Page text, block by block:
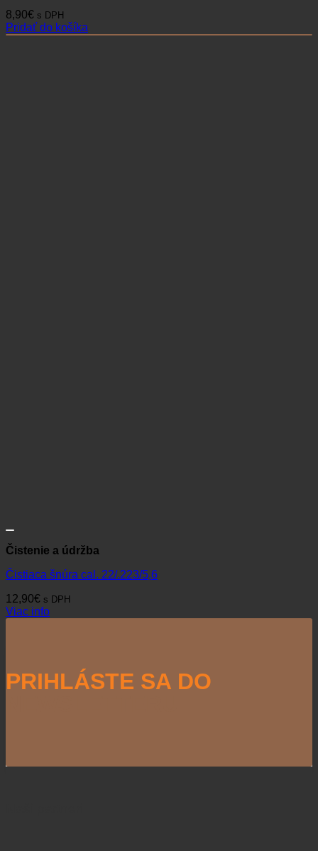
8,90€ s DPH
Pridať do košíka
Čistenie a údržba
Čistiaca šnúra cal. 22/.223/5,6
12,90€ s DPH
Viac info
PRIHLÁSTE SA DO